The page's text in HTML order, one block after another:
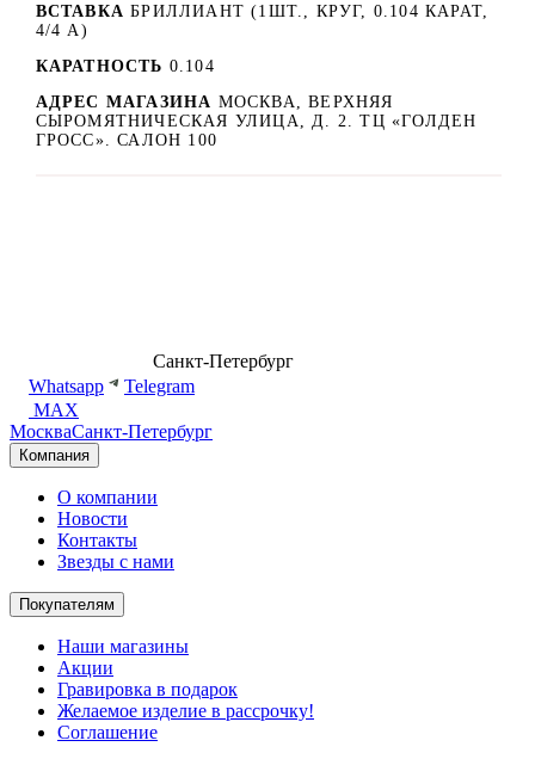
ВСТАВКА БРИЛЛИАНТ (1ШТ., КРУГ, 0.104 КАРАТ,
4/4 А)
КАРАТНОСТЬ 0.104
АДРЕС МАГАЗИНА МОСКВА, ВЕРХНЯЯ
СЫРОМЯТНИЧЕСКАЯ УЛИЦА, Д. 2. ТЦ «ГОЛДЕН
ГРОСС». САЛОН 100
Санкт-Петербург
Whatsapp
Telegram
MAX
МоскваСанкт-Петербург
Компания
О компании
Новости
Контакты
Звезды с нами
Покупателям
Наши магазины
Акции
Гравировка в подарок
Желаемое изделие в рассрочку!
Соглашение